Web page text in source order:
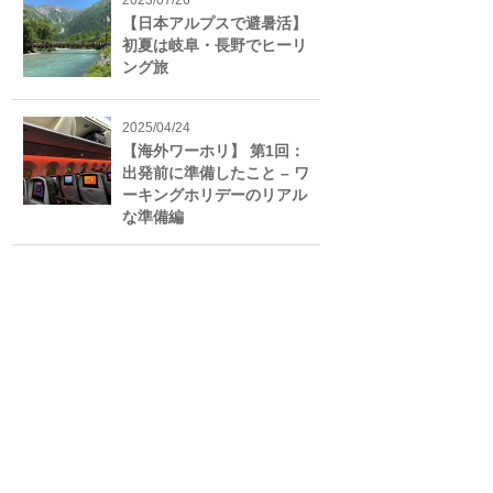
【日本アルプスで避暑活】
初夏は岐阜・長野でヒーリ
ング旅
2025/04/24
【海外ワーホリ】 第1回：
出発前に準備したこと – ワ
ーキングホリデーのリアル
な準備編